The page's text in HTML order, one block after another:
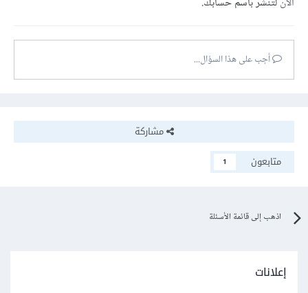
أجب على هذا السؤال...
مشاركة
متابعون
1
اذهب إلى قائمة الأسئلة
إعلانات